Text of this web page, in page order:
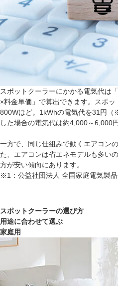
スポットクーラーにかかる電気代は
×料金単価」で算出できます。スポ
800Wほど。1kWhの電気代を31円
した場合の電気代は約4,000～6,000
一方で、同じ仕組みで動くエアコン
た、エアコンは省エネモデルも多い
方が安い傾向にあります。
※1：公益社団法人 全国家庭電気製
スポットクーラーの選び方
用途に合わせて選ぶ
家庭用